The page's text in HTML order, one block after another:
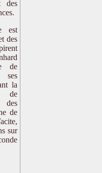
des
est
des
de
ses
la
de
des
de
sur